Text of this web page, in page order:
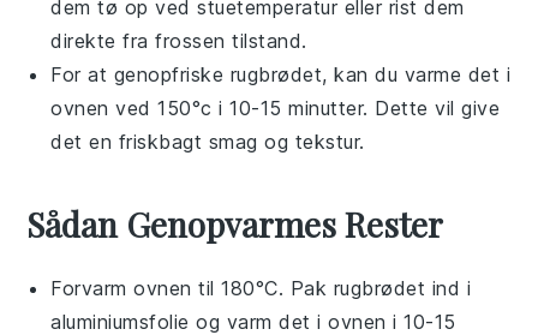
dem tø op ved stuetemperatur eller rist dem
direkte fra frossen tilstand.
For at genopfriske rugbrødet, kan du varme det i
ovnen ved 150°c i 10-15 minutter. Dette vil give
det en friskbagt smag og tekstur.
Sådan Genopvarmes Rester
Forvarm ovnen til 180°C. Pak rugbrødet ind i
aluminiumsfolie og varm det i ovnen i 10-15